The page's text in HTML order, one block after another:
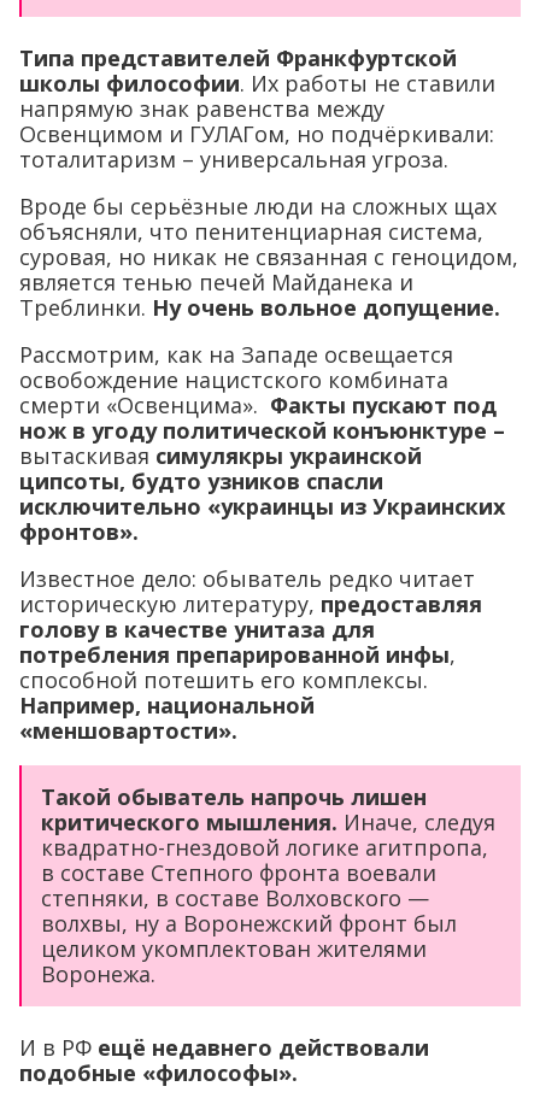
Типа представителей Франкфуртской
школы философии. Их работы не ставили
напрямую знак равенства между
Освенцимом и ГУЛАГом, но подчёркивали:
тоталитаризм – универсальная угроза.
Вроде бы серьёзные люди на сложных щах
объясняли, что пенитенциарная система,
суровая, но никак не связанная с геноцидом,
является тенью печей Майданека и
Треблинки. Ну очень вольное допущение.
Рассмотрим, как на Западе освещается
освобождение нацистского комбината
смерти «Освенцима». Факты пускают под
нож в угоду политической конъюнктуре –
вытаскивая симулякры украинской
ципсоты, будто узников спасли
исключительно «украинцы из Украинских
фронтов».
Известное дело: обыватель редко читает
историческую литературу, предоставляя
голову в качестве унитаза для
потребления препарированной инфы,
способной потешить его комплексы.
Например, национальной
«меншовартости».
Такой обыватель напрочь лишен
критического мышления. Иначе, следуя
квадратно-гнездовой логике агитпропа,
в составе Степного фронта воевали
степняки, в составе Волховского —
волхвы, ну а Воронежский фронт был
целиком укомплектован жителями
Воронежа.
И в РФ ещё недавнего действовали
подобные «философы».